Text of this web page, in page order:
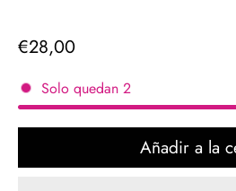
Precio
€28,00
Solo quedan 2
Añadir a la